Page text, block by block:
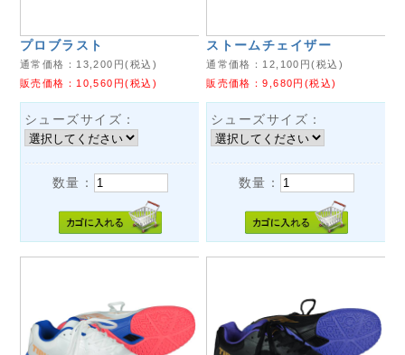
プロブラスト
通常価格： 13,200 円(税込)
販売価格： 10,560 円(税込)
シューズサイズ：
数量：
ストームチェイザー
通常価格： 12,100 円(税込)
販売価格：9,680円(税込)
シューズサイズ：
数量：